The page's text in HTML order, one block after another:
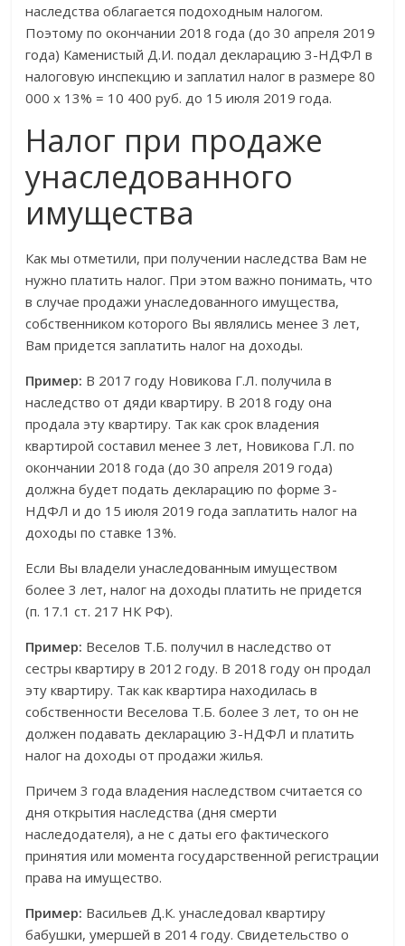
наследства облагается подоходным налогом.
Поэтому по окончании 2018 года (до 30 апреля 2019
года) Каменистый Д.И. подал декларацию 3-НДФЛ в
налоговую инспекцию и заплатил налог в размере 80
000 х 13% = 10 400 руб. до 15 июля 2019 года.
Налог при продаже
унаследованного
имущества
Как мы отметили, при получении наследства Вам не
нужно платить налог. При этом важно понимать, что
в случае продажи унаследованного имущества,
собственником которого Вы являлись менее 3 лет,
Вам придется заплатить налог на доходы.
Пример: В 2017 году Новикова Г.Л. получила в
наследство от дяди квартиру. В 2018 году она
продала эту квартиру. Так как срок владения
квартирой составил менее 3 лет, Новикова Г.Л. по
окончании 2018 года (до 30 апреля 2019 года)
должна будет подать декларацию по форме 3-
НДФЛ и до 15 июля 2019 года заплатить налог на
доходы по ставке 13%.
Если Вы владели унаследованным имуществом
более 3 лет, налог на доходы платить не придется
(п. 17.1 ст. 217 НК РФ).
Пример: Веселов Т.Б. получил в наследство от
сестры квартиру в 2012 году. В 2018 году он продал
эту квартиру. Так как квартира находилась в
собственности Веселова Т.Б. более 3 лет, то он не
должен подавать декларацию 3-НДФЛ и платить
налог на доходы от продажи жилья.
Причем 3 года владения наследством считается со
дня открытия наследства (дня смерти
наследодателя), а не с даты его фактического
принятия или момента государственной регистрации
права на имущество.
Пример: Васильев Д.К. унаследовал квартиру
бабушки, умершей в 2014 году. Свидетельство о